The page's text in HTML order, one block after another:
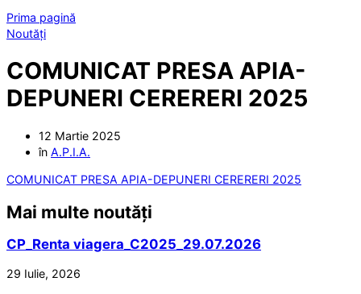
Prima pagină
Noutăți
COMUNICAT PRESA APIA-
DEPUNERI CERERERI 2025
12 Martie 2025
în A.P.I.A.
COMUNICAT PRESA APIA-DEPUNERI CERERERI 2025
Mai multe noutăți
CP_Renta viagera_C2025_29.07.2026
29 Iulie, 2026